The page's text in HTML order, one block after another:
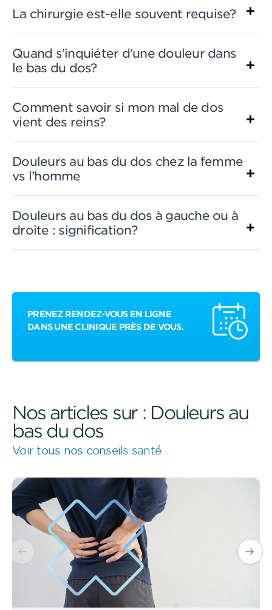
La chirurgie est-elle souvent requise?
Quand s’inquiéter d’une douleur dans
le bas du dos?
Comment savoir si mon mal de dos
vient des reins?
Douleurs au bas du dos chez la femme
vs l’homme
Douleurs au bas du dos à gauche ou à
droite : signification?
PRENEZ RENDEZ-VOUS EN LIGNE
DANS UNE CLINIQUE PRÈS DE VOUS.
Nos articles sur : Douleurs au
bas du dos
Voir tous nos conseils santé